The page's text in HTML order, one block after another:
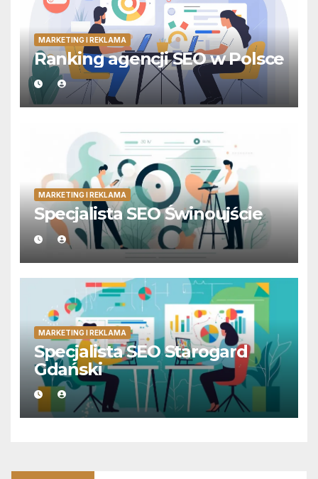
MARKETING I REKLAMA
Ranking agencji SEO w Polsce
MARKETING I REKLAMA
Specjalista SEO Świnoujście
MARKETING I REKLAMA
Specjalista SEO Starogard
Gdański